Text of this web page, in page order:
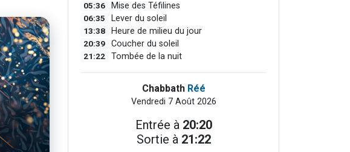
05:36 Mise des Téfilines
06:35 Lever du soleil
13:38 Heure de milieu du jour
20:39 Coucher du soleil
21:22 Tombée de la nuit
Chabbath Réé
Vendredi 7 Août 2026
Entrée à 20:20
Sortie à 21:22